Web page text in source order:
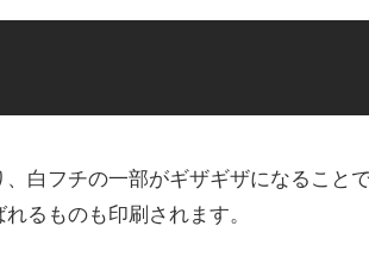
白フチの一部がギザギザになること
るものも印刷されます。